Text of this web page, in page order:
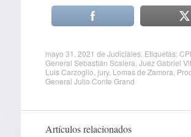
mayo 31, 2021 de Judiciales. Etiquetas:
General Sebastián Scalera Juez Gabriel
Luis Carzoglio jury, Lomas de Zamora
General Julio Conte Grand
Artículos relacionados